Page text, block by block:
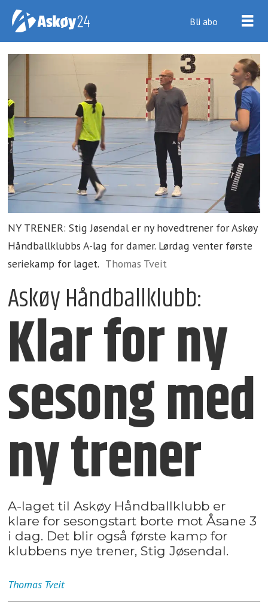
Bli abo
NY TRENER: Stig Jøsendal er ny hovedtrener for Askøy
Håndballklubbs A-lag for damer. Lørdag venter første
seriekamp for laget. Thomas Tveit
Askøy Håndballklubb:
Klar for ny
sesong med
ny trener
A-laget til Askøy Håndballklubb er
klare for sesongstart borte mot Åsane 3
i dag. Det blir også første kamp for
klubbens nye trener, Stig Jøsendal.
Thomas Tveit